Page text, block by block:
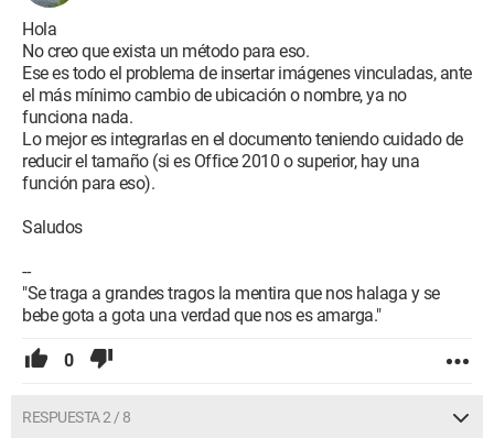
Hola
No creo que exista un método para eso.
Ese es todo el problema de insertar imágenes vinculadas, ante
el más mínimo cambio de ubicación o nombre, ya no
funciona nada.
Lo mejor es integrarlas en el documento teniendo cuidado de
reducir el tamaño (si es Office 2010 o superior, hay una
función para eso).
Saludos
--
"Se traga a grandes tragos la mentira que nos halaga y se
bebe gota a gota una verdad que nos es amarga."
0
RESPUESTA 2 / 8